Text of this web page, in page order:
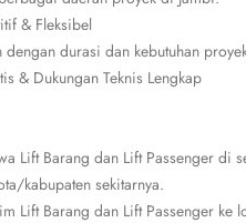
& Fleksibel
dengan durasi dan kebutuhan
& Dukungan Teknis Lengkap
Lift Barang dan Lift Passenger di
kabupaten sekitarnya.
Lift Barang dan Lift Passenger